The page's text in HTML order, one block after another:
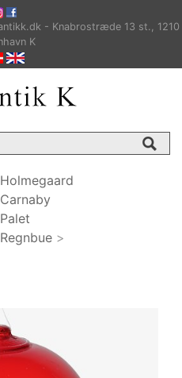
- Knabrostræde 13 st., 1210
K
Holmegaard
Carnaby
Palet
Regnbue >